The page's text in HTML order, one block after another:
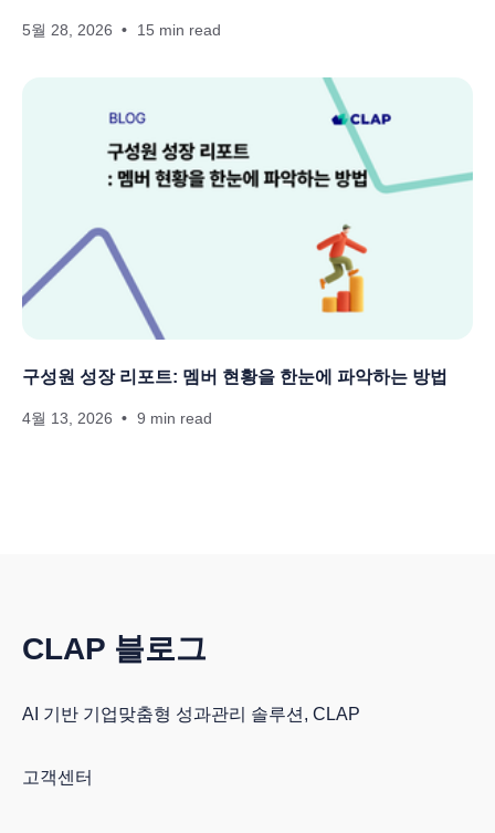
5월 28, 2026 15 min read
구성원 성장 리포트: 멤버 현황을 한눈에 파악하는 방법
4월 13, 2026 9 min read
CLAP 블로그
AI 기반 기업맞춤형 성과관리 솔루션, CLAP
고객센터